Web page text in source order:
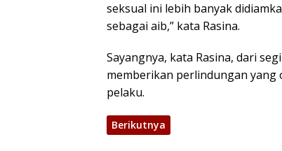
seksual ini lebih banyak
sebagai aib,” kata Rasina.
Sayangnya, kata Rasina, dari
memberikan perlindungan
pelaku.
Berikutnya